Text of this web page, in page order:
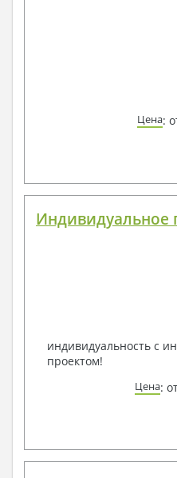
Цена:
Индивидуальное
индивидуальность с
проектом!
Цена: